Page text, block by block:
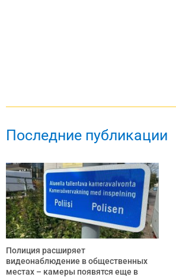
Последние публикации
Полиция расширяет
видеонаблюдение в общественных
местах – камеры появятся еще в